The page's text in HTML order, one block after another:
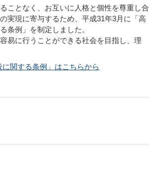
ことなく、お互いに人格と個性を尊重し合
実現に寄与するため、平成31年3月に「高
条例」を制定しました。
易に行うことができる社会を目指し、理
関する条例」はこちらから